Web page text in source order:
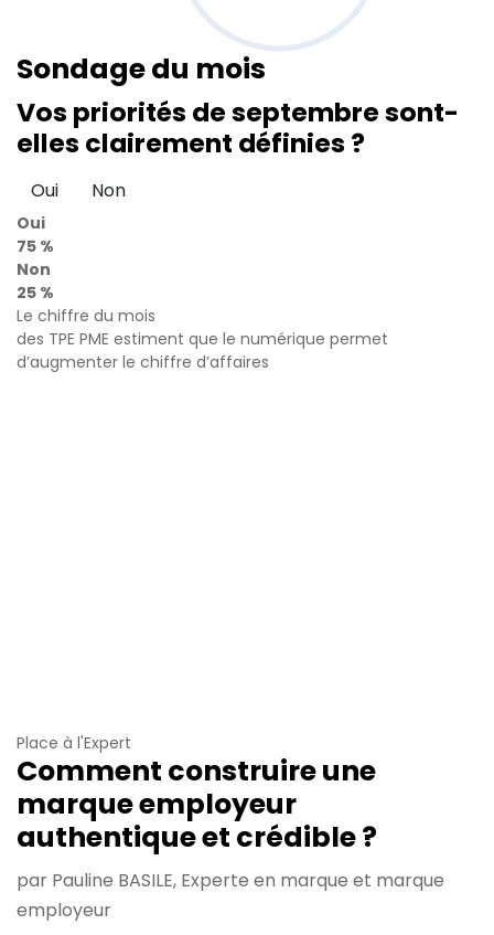
Sondagedu mois
Vos priorités de septembre sont-
elles clairement définies ?
Oui Non
Oui
75 %
Non
25 %
Le chiffre du mois
des TPE PME estiment que le numérique permet
d’augmenter le chiffre d’affaires
Place à l'Expert
Comment construire une
marque employeur
authentique et crédible ?
par Pauline BASILE, Experte en marque et marque
employeur